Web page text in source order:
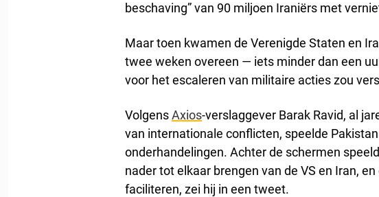
beschaving” van 90 miljoen Iraniërs met
Maar toen kwamen de Verenigde Staten en
twee weken overeen — iets minder dan een
voor het escaleren van militaire acties zou
VolgensAxios-verslaggever Barak Ravid, al
van internationale conflicten, speelde
onderhandelingen. Achter de schermen
nader tot elkaar brengen van de VS en Iran,
faciliteren, zei hij in een tweet.